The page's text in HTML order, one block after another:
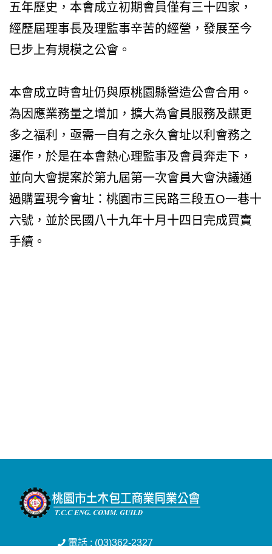
五年歷史，本會成立初期會員僅有三十四家，
經歷屆理事長及理監事辛苦的經營，發展至今
巳步上有規模之公會。
本會成立時會址仍與原桃園縣營造公會合用。
為因應業務量之增加，擴大為會員服務及謀更
多之福利，亟需一自有之永久會址以利會務之
運作，於是在本會熱心理監事及會員奔走下，
並向大會提案於第九屆第一次會員大會決議通
過購置現今會址：桃園市三民路三段五O一巷十
六號，並於民國八十九年十月十四日完成買賣
手續。
電話 : (03)362-2327